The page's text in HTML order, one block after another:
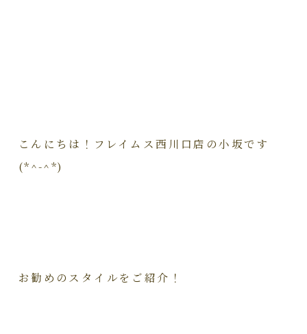
こんにちは！フレイムス西川口店の小坂です
(*^-^*)
お勧めのスタイルをご紹介！